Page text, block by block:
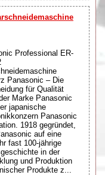
Professional ER-
Panasonic – Die
für Qualität
Marke Panasonic
japanische
Panasonic
1918 gegründet,
auf eine
fast 100-jährige
in der
und Produktion
Produkte z...